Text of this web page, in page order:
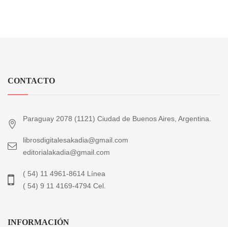
CONTACTO
Paraguay 2078 (1121) Ciudad de Buenos Aires, Argentina.
librosdigitalesakadia@gmail.com
editorialakadia@gmail.com
( 54) 11 4961-8614 Línea
( 54) 9 11 4169-4794 Cel.
INFORMACIÓN